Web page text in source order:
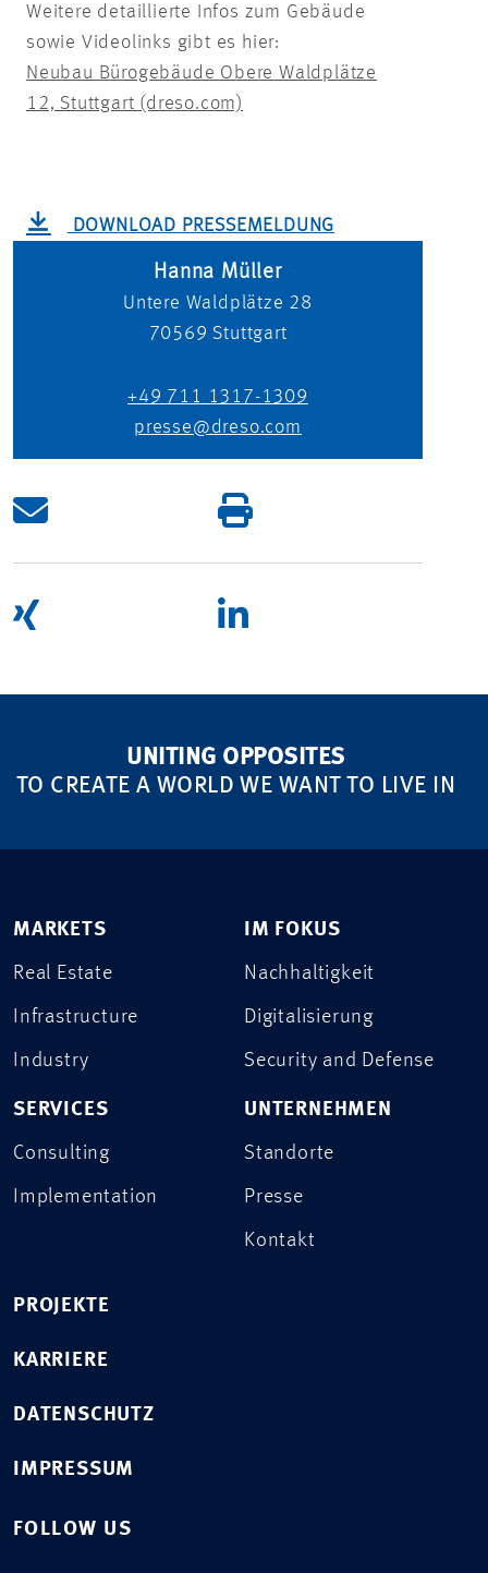
Weitere detaillierte Infos zum Gebäude
sowie Videolinks gibt es hier:
Neubau Bürogebäude Obere Waldplätze
12, Stuttgart (dreso.com)
DOWNLOAD PRESSEMELDUNG
Hanna Müller
Untere Waldplätze 28
70569 Stuttgart
+49 711 1317-1309
presse@dreso.com
UNITING OPPOSITES
TO CREATE A WORLD WE WANT TO LIVE IN
MARKETS
Real Estate
Infrastructure
Industry
SERVICES
Consulting
Implementation
IM FOKUS
Nachhaltigkeit
Digitalisierung
Security and Defense
UNTERNEHMEN
Standorte
Presse
Kontakt
PROJEKTE
KARRIERE
DATENSCHUTZ
IMPRESSUM
FOLLOW US